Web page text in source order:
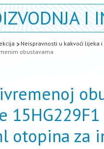
I
Neispravnosti u kakvoći lijeka
obustavama
otopina za